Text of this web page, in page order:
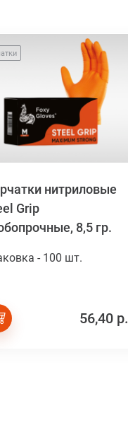
нитриловые
Grip
8,5 гр.
- 100 шт.
56,40 р.